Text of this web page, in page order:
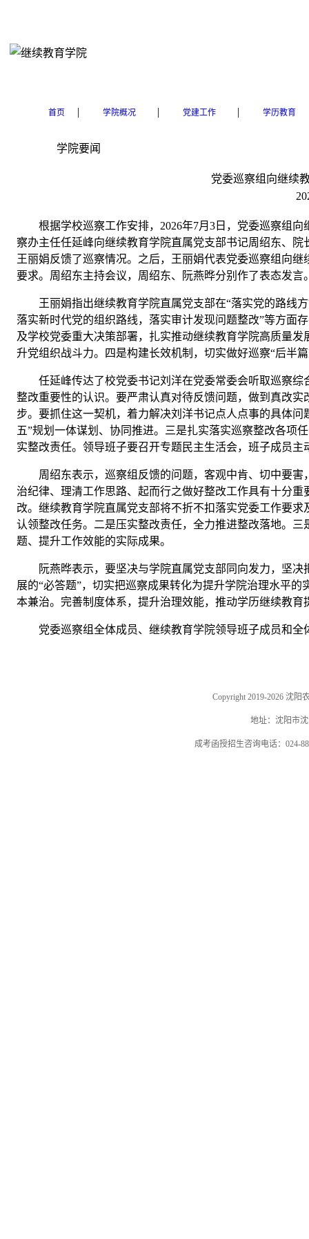
首页 | 学院概况 | 党建工作 | 学历教育
学院要闻
党委巡察组向继续
根据学校巡察工作安排， 2026年7月 3日，党委巡察组向
察办主任任延峰向继续教育学院直属党支部书记周绍东、
王丽娟反馈了巡察情况。之后，王丽娟代表党委巡察组向继
要求。周绍东主持会议，周绍东、阮燕晔分别作了表态发言
王丽娟指出继续教育学院直属党支部在“落实党的路线
落实新时代党的组织路线，落实审计发现问题整改”等方面
及学校党委重大决策部署，扎实推动继续教育学院高质量
升党组织战斗力。四是构建长效机制，切实做好巡察“后半
任延峰传达了校党委书记刘洋在党委常委会听取巡察
整改重要性的认识。要严肃认真对待反馈问题，做到真改
步。要抓住这一契机，着力解决刘洋书记点人点事的具体
五”规划一体谋划、协同推进。三是扎实落实巡察整改各项
实整改责任。领导班子要召开专题民主生活会，班子成员
周绍东表示， 巡察组反馈的问题，客观中肯、切中要
治纪律、理清工作思路、起而行之做好整改工作具有十分重
改。 继续教育学院直属党支部将不折不扣落实党委工作要
认领整改任务。二是压实整改责任，全力推进整改落地。
题、提升工作效能的实际成果。
阮燕晔表示，要坚决与学院直属党支部同向发力，坚决
展的“必答题”，切实把巡察成果转化为提升学院治理水平
本兼治。完善制度体系，提升治理效能，推动学历继续教
党委巡察组全体成员、继续教育学院领导班子成员和
Copyright 2019-2026 沈
地址：沈阳市
成考函授招生咨询电话：024-